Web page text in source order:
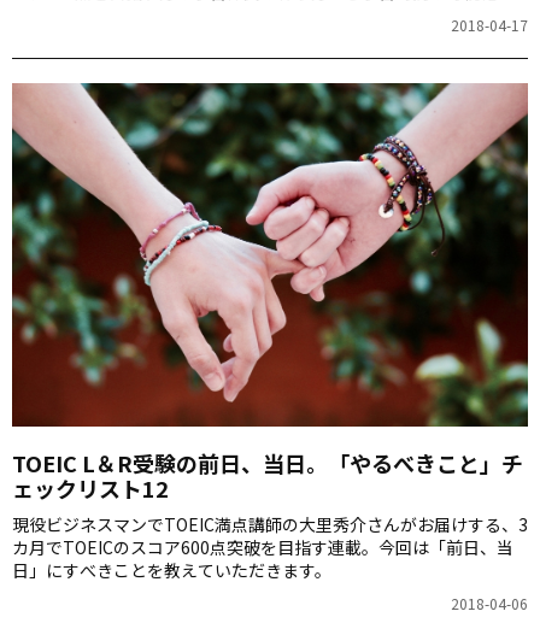
す。TOEIC受験を成功させるためのスケジュールと具体的なアドバ
イスをお伝えします。
2018-04-17
TOEIC L＆R受験の前日、当日。「やるべきこと」チ
ェックリスト12
現役ビジネスマンでTOEIC満点講師の大里秀介さんがお届けする、3
カ月でTOEICのスコア600点突破を目指す連載。今回は「前日、当
日」にすべきことを教えていただきます。
2018-04-06